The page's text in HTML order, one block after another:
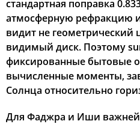
28, Пт 04:13 06:09
29, Сб 04:16 06:11
04:18 06:12
13:06
стандартная поправка
атмосферную рефракцию
видит не геометрический
видимый диск. Поэтому
фиксированные бытовые
вычисленные моменты,
Солнца относительно
Для Фаджра и Иши